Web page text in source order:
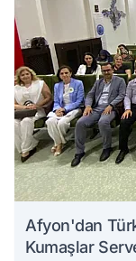
Afyon'dan
Kumaşlar